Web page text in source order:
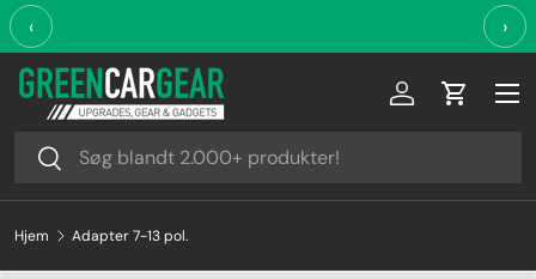
Videre til indhold
‹ ›
Søg
Søg
Log ind
Hjem Adapter 7-13 pol.